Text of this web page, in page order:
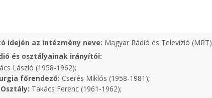
idején az intézmény neve: Magyar Rádió és Televízió (MRT)
és osztályainak irányítói:
László (1958-1962);
főrendező: Cserés Miklós (1958-1981);
Takács Ferenc (1961-1962);